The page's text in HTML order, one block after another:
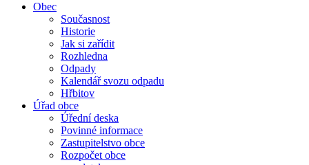
Obec
Současnost
Historie
Jak si zařídit
Rozhledna
Odpady
Kalendář svozu odpadu
Hřbitov
Úřad obce
Úřední deska
Povinné informace
Zastupitelstvo obce
Rozpočet obce